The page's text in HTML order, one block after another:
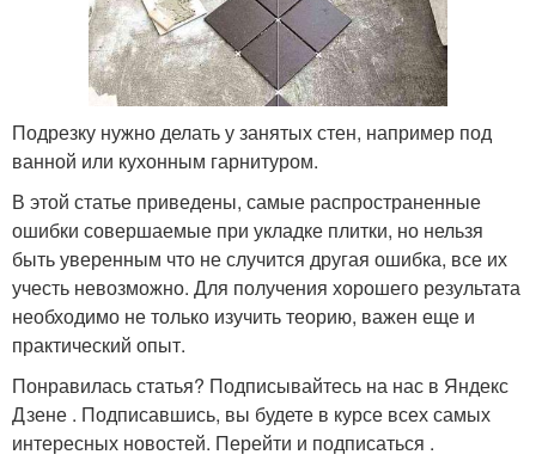
Подрезку нужно делать у занятых стен, например под
ванной или кухонным гарнитуром.
В этой статье приведены, самые распространенные
ошибки совершаемые при укладке плитки, но нельзя
быть уверенным что не случится другая ошибка, все их
учесть невозможно. Для получения хорошего результата
необходимо не только изучить теорию, важен еще и
практический опыт.
Понравилась статья? Подписывайтесь на нас в Яндекс
Дзене . Подписавшись, вы будете в курсе всех самых
интересных новостей. Перейти и подписаться .